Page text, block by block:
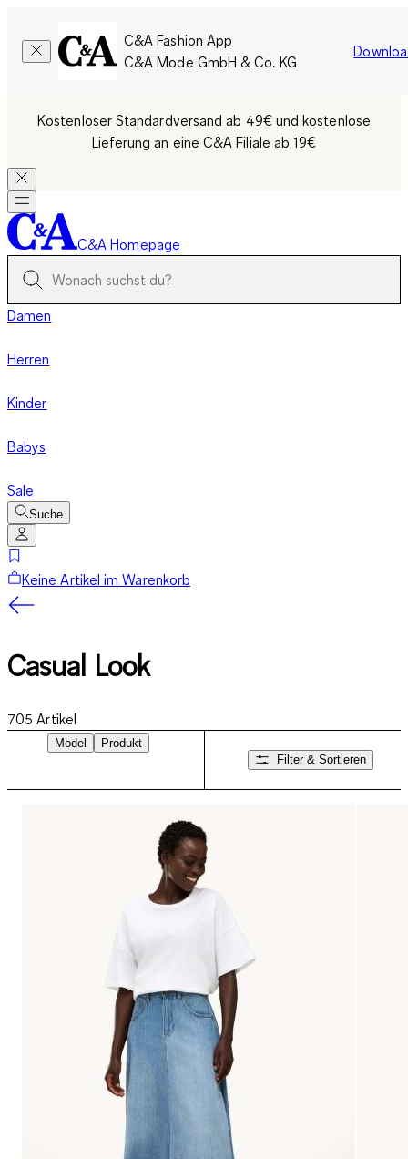
C&A Fashion App
C&A Mode GmbH & Co. KG
Kostenloser Standardversand ab 49€ und kostenlose
Lieferung an eine C&A Filiale ab 19€
C&A Homepage
Damen
Herren
Kinder
Babys
Sale
Suche
Keine Artikel im Warenkorb
Casual Look
705 Artikel
Model
Produkt
Filter & Sortieren